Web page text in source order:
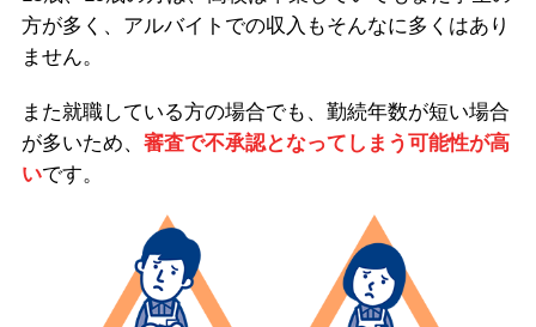
方が多く、アルバイトでの収入もそんなに多くはあり
ません。
また就職している方の場合でも、勤続年数が短い場合
が多いため、 審査で不承認となってしまう可能性が高
いです。